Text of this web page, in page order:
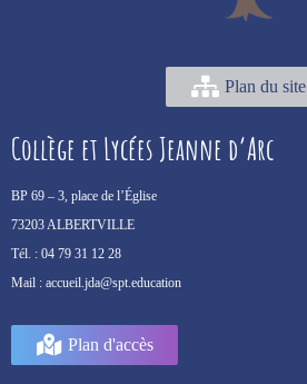
Plan du site
Collège et Lycées Jeanne d’Arc
BP 69 – 3, place de l’Église
73203 ALBERTVILLE
Tél. : 04 79 31 12 28
Mail : accueil.jda@spt.education
Plan d'accès